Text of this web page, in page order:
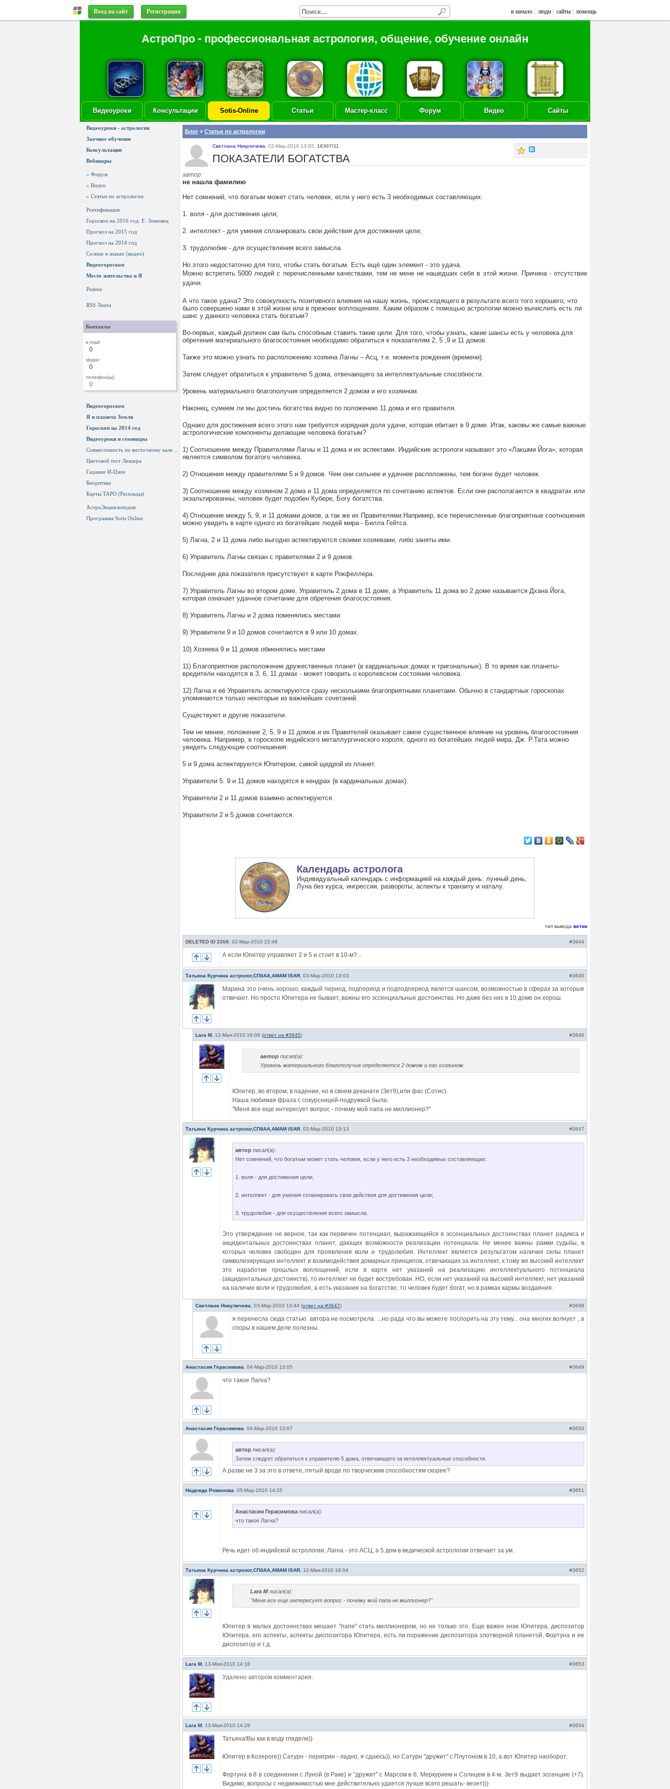
Вход на сайт Регистрация в начало люди сайты помощь
АстроПро - профессиональная астрология, общение, обучение онлайн
Видеоуроки Консультации Sotis-Online Статьи Мастер-класс Форум Видео Сайты
Видеоуроки - астрология
Заочное обучение
Консультации
Вебинары
» Форум
» Видео
» Статьи по астрологии
Ректификация
Гороскоп на 2016 год. Е. Зимовец
Прогноз на 2015 год
Прогноз на 2014 год
Солнце в знаках (видео)
Видеогороскоп
Место жительства и Я
Разное
RSS Лента
Контакты
e-mail:
0
skype:
0
телефон(ы):
0
Видеогороскоп
Я и планета Земля
Гороскоп на 2014 год
Видеоуроки и семинары
Цветовой тест Люшера
Гадание И-Цзин
Биоритмы
Карты ТАРО (Расклады)
АстроЭнциклопедия
Программа Sotis Online
Блог » Статьи по астрологии
Светлана Никуличева 02-Мар-2010 13:02 16307/11
ПОКАЗАТЕЛИ БОГАТСТВА
автор:
не нашла фамилию
Нет сомнений, что богатым может стать человек, если у него есть 3 необходимых составляющих:
1. воля - для достижения цели;
2. интеллект - для умения спланировать свои действия для достижения цели;
3. трудолюбие - для осуществления всего замысла.
Но этого недостаточно для того, чтобы стать богатым. Есть ещё один элемент - это удача.
Можно встретить 5000 людей с перечисленными качествами, тем не мене не нашедших себя в этой жизни. Причина - отсутствие
удачи.
А что такое удача? Это совокупность позитивного влияния на нашу жизнь, происходящего в результате всего того хорошего, что
было совершено нами в этой жизни или в прежних воплощениях. Каким образом с помощью астрологии можно вычислить есть ли
шанс у данного человека стать богатым?
Во-первых, каждый должен сам быть способным ставить такие цели. Для того, чтобы узнать, какие шансы есть у человека для
обретения материального благосостояния необходимо обратиться к показателям 2, 5 ,9 и 11 домов.
Также это можно узнать по расположению хозяина Лагны – Асц, т.е. момента рождения (времени).
Затем следует обратиться к управителю 5 дома, отвечающего за интеллектуальные способности.
Уровень материального благополучия определяется 2 домом и его хозяином.
Наконец, сумеем ли мы достичь богатства видно по положению 11 дома и его правителя.
Однако для достижения всего этого нам требуется изрядная доля удачи, которая обитает в 9 доме. Итак, каковы же самые важные
астрологические компоненты делающие человека богатым?
1) Соотношение между Правителями Лагны и 11 дома и их аспектами. Индийские астрологи называют это «Лакшми Йога», которая
является символом богатого человека.
2) Отношения между правителями 5 и 9 домов. Чем они сильнее и удачнее расположены, тем богаче будет человек.
3) Соотношение между хозяином 2 дома и 11 дома определяется по сочетанию аспектов. Если они располагаются в квадратах или
экзальтированны, человек будет подобен Кубере, Богу богатства.
4) Отношение между 5, 9, и 11 домами домов, а так же их Правителями.Например, все перечисленные благоприятные соотношения
можно увидеть в карте одного из богатейших людей мира - Билла Гейтса.
5) Лагна, 2 и 11 дома либо выгодно аспектируются своими хозяевами, либо заняты ими.
6) Управитель Лагны связан с правителями 2 и 9 домов.
Последние два показателя присутствуют в карте Рокфеллера.
7) Управитель Лагны во втором доме, Управитель 2 дома в 11 доме, а Управитель 11 дома во 2 доме называется Дхана Йога,
которая означает удачное сочетание для обретения благосостояния.
8) Управитель Лагны и 2 дома поменялись местами.
9) Управители 9 и 10 домов сочетаются в 9 или 10 домах.
10) Хозяева 9 и 11 домов обменялись местами
11) Благоприятное расположение дружественных планет (в кардинальных домах и тригональных). В то время как планеты-
вредители находятся в 3, 6, 11 домах - может говорить о королевском состоянии человека.
12) Лагна и её Управитель аспектируются сразу несколькими благоприятными планетами. Обычно в стандартных гороскопах
упоминаются только некоторые из важнейших сочетаний.
Существуют и другие показатели.
Тем не менее, положение 2, 5, 9 и 11 домов и их Правителей оказывает самое существенное влияние на уровень благосостояния
человека. Например, в гороскопе индийского металлургического короля, одного из богатейших людей мира, Дж. Р.Тата можно
увидеть следующие соотношения:
5 и 9 дома аспектируются Юпитером, самой щедрой из планет.
Управители 5. 9 и 11 домов находятся в кендрах (в кардинальных домах).
Управители 2 и 11 домов взаимно аспектируются.
Управители 2 и 5 домов сочетаются.
Календарь астролога
Индивидуальный календарь с информацией на каждый день: лунный день,
Луна без курса, ингрессии, развороты, аспекты к транзиту и наталу.
тип вывода ветки
#3644
DELETED ID 2268 02-Мар-2010 22:48
А если Юпитер управляет 2 и 5 и стоит в 10-м?...
#3645
Татьяна Курчина астролог,СПбАА,АМАМ ISAR 03-Мар-2010 13:03
Марина это очень хорошо, каждый период, подпериод и подподпериод явлется шансом, возможностью в сферах за которые
отвечает. Но просто Юпитера не бывает, важны его эссенциальные достоинства. Но даже без них в 10 доме он хорош.
#3646
Lara M 12-Мая-2010 16:08 (ответ на #3645)
автор писал(а):
Уровень материального благополучия определяется 2 домом и его хозяином.
Юпитер, во втором, в падении, но в своем деканате (Зет9),или фас (Сотис).
Наша любимая фраза с сокурсницей-подружкой была:
"Меня все еще интересует вопрос - почему мой папа не миллионер?"
#3647
Татьяна Курчина астролог,СПбАА,АМАМ ISAR 03-Мар-2010 13:13
автор писал(а):
Нет сомнений, что богатым может стать человек, если у него есть 3 необходимых составляющих:
1. воля - для достижения цели;
2. интеллект - для умения спланировать свои действия для достижения цели;
3. трудолюбие - для осуществления всего замысла.
Это утверждение не верное, так как первичен потенциал, выражающийся в эссенциальных достоинствах планет радикса и
акцидентальных достоинствах планет, дающих возможности реализации потенциала. Не менее важны рамки судьбы, в
которых человек свободен для проявления воли и трудолюбия. Интеллект является результатом наличия силы планет
символизирующих интеллект и взаимодействия домарных принципов, отвечающих за интеллект, к тому же высокий интеллект
это наработки прошлых воплощений, если в карте нет указаний на реализацию интеллектуального потенциала
(акцидентальных достоинств), то интеллект не будет востребован. НО, если нет указаний на высокий интеллект, нет указаний
на наличие воли и трудолюбия, а есть указания на богатство, то человек будет богат, но в рамках кармы воздаяния.
#3648
Светлана Никуличева 03-Мар-2010 13:44 (ответ на #3647)
я перенесла сюда статью. автора не посмотрела. ...но рада что вы можете поспорить на эту тему... она многих волнует , а
споры в нашем деле полезны..
#3649
Анастасия Герасимова 04-Мар-2010 13:05
что такое Лагна?
#3650
Анастасия Герасимова 04-Мар-2010 13:07
автор писал(а):
Затем следует обратиться к управителю 5 дома, отвечающего за интеллектуальные способности.
А разве не 3 за это в ответе, пятый вроде по творческим способностям скорее?
#3651
Надежда Романова 05-Мар-2010 14:25
Анастасия Герасимова писал(а):
что такое Лагна?
Речь идет об индийской астрологии, Лагна - это АСЦ, а 5 дом в ведической астрологии отвечает за ум.
#3652
Татьяна Курчина астролог,СПбАА,АМАМ ISAR 12-Мая-2010 19:04
Lara Mписал(а):
"Меня все еще интересует вопрос - почему мой папа не миллионер?"
Юпитер в малых достоинствах мешает "папе" стать миллионером, но не только это. Еще важен знак Юпитера, диспозитор
Юпитера, его аспекты, аспекты диспозитора Юпитера, есть ли поражение диспозитора злотворной планетой, Фортуна и ее
диспозитор и т.д.
#3653
Lara M 13-Мая-2010 14:18
Удалено автором комментария.
#3654
Lara M 13-Мая-2010 14:29
Татьяна!Вы как в воду глядели))
Юпитер в Козероге)) Сатурн - перигрин - ладно, я сдаюсь)), но Сатурн "дружит" с Плутоном в 10, а вот Юпитер наоборот.
Фортуна в 8 в соединении с Луной (в Раке) и "дружит" с Марсом в 6, Меркурием и Солнцем в 4-м. Зет9 выдает эссенцию (+7).
Видимо, вопросы с недвижимостью мне действительно удается лучше всего решать- везет)))